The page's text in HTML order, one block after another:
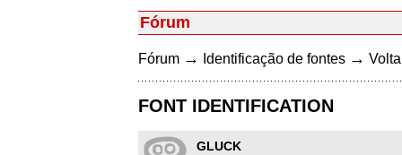
Fórum
Fórum → Identificação de fontes →
FONT IDENTIFICATION
GLUCK